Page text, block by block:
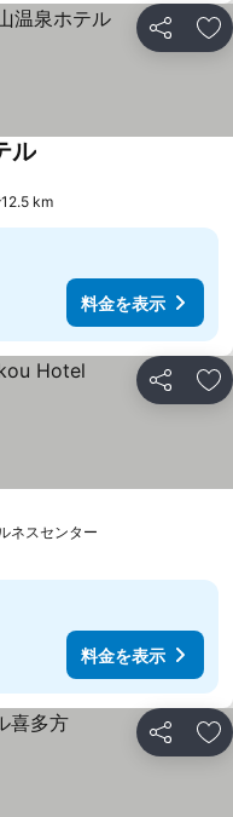
シェア お
ル
km
料金を表示
シェア お
ネスセンター
料金を表示
シェア お